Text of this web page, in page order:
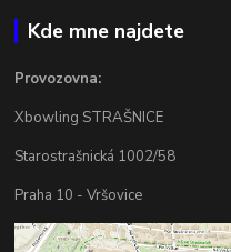
Kde mne najdete
Provozovna:
Xbowling STRAŠNICE
Starostrašnická 1002/58
Praha 10 - Vršovice